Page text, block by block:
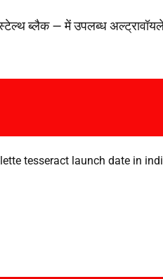
ब्लैक – में उपलब्ध
tesseract launch date in